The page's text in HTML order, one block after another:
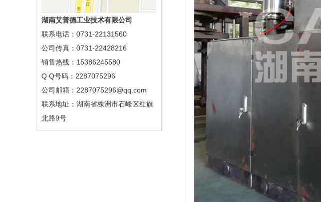
湖南艾普德工业技术有限公司
联系电话：0731-22131560
公司传真：0731-22428216
销售热线：15386245580
Q Q号码：2287075296
公司邮箱：2287075296@qq.com
联系地址：湖南省株洲市石峰区红旗
北路9号